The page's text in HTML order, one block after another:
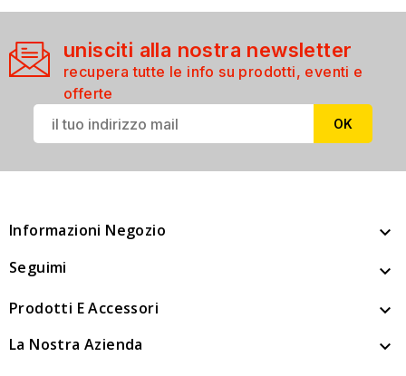
unisciti alla nostra newsletter
recupera tutte le info su prodotti, eventi e
offerte
Informazioni Negozio 
Seguimi 
Prodotti E Accessori 
La Nostra Azienda 